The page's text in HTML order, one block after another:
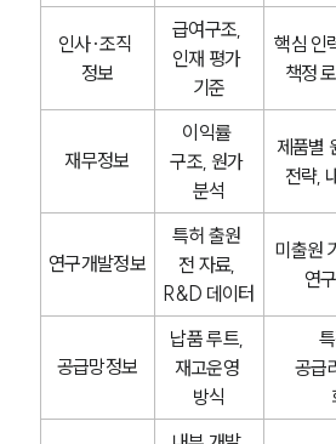
인사·조직
정보
급여구조,
인재 평가
기준
핵심 인
책정
재무정보
이익률
구조, 원가
분석
제품별
전략,
연구개발정보
특허 출원
전 자료,
R&D 데이터
미출원
연
공급망정보
납품 루트,
재고운영
방식
공급